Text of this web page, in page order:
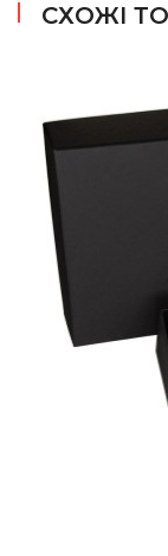
СХОЖІ